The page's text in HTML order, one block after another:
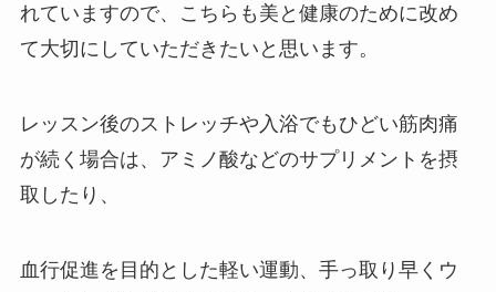
れていますので、こちらも美と健康のために改め
て大切にしていただきたいと思います。
レッスン後のストレッチや入浴でもひどい筋肉痛
が続く場合は、アミノ酸などのサプリメントを摂
取したり、
血行促進を目的とした軽い運動、手っ取り早くウ